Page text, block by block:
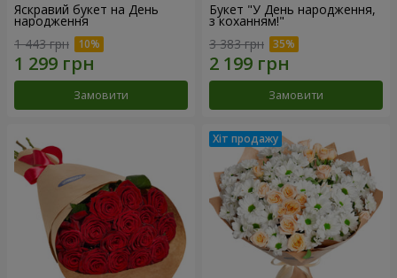
Яскравий букет на День
народження
1 443 грн
Замовити
Букет "У День народження,
з коханням!"
3 383 грн
Замовити